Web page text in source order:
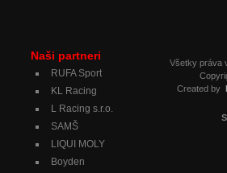
Všetky práva
Created by
Naši partneri
RUFA Sport
KL Racing
L Racing s.r.o.
SAMŠ
LIQUI MOLY
Boyden